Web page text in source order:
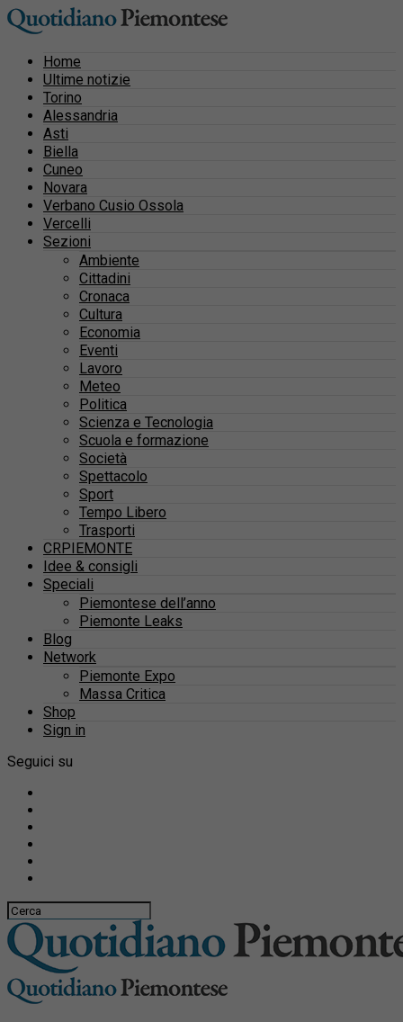
Home
Ultime notizie
Torino
Alessandria
Asti
Biella
Cuneo
Novara
Verbano Cusio Ossola
Vercelli
Sezioni
Ambiente
Cittadini
Cronaca
Cultura
Economia
Eventi
Lavoro
Meteo
Politica
Scienza e Tecnologia
Scuola e formazione
Società
Spettacolo
Sport
Tempo Libero
Trasporti
CRPIEMONTE
Idee & consigli
Speciali
Piemontese dell’anno
Piemonte Leaks
Blog
Network
Piemonte Expo
Massa Critica
Shop
Sign in
Seguici su